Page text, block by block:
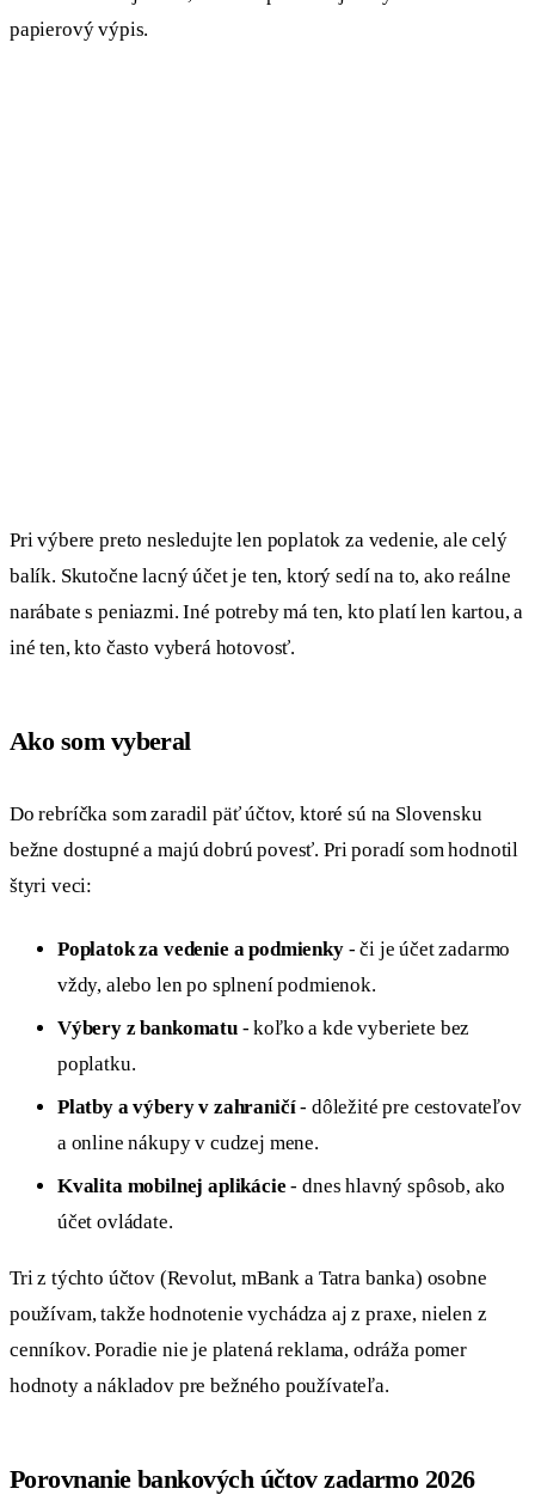
papierový výpis.
Pri výbere preto nesledujte len poplatok za vedenie, ale celý
balík. Skutočne lacný účet je ten, ktorý sedí na to, ako reálne
narábate s peniazmi. Iné potreby má ten, kto platí len kartou, a
iné ten, kto často vyberá hotovosť.
Ako som vyberal
Do rebríčka som zaradil päť účtov, ktoré sú na Slovensku
bežne dostupné a majú dobrú povesť. Pri poradí som hodnotil
štyri veci:
Poplatok za vedenie a podmienky- či je účet zadarmo
vždy, alebo len po splnení podmienok.
Výbery z bankomatu- koľko a kde vyberiete bez
poplatku.
Platby a výbery v zahraničí- dôležité pre cestovateľov
a online nákupy v cudzej mene.
Kvalita mobilnej aplikácie - dnes hlavný spôsob, ako
účet ovládate.
Tri z týchto účtov (Revolut, mBank a Tatra banka) osobne
používam, takže hodnotenie vychádza aj z praxe, nielen z
cenníkov. Poradie nie je platená reklama, odráža pomer
hodnoty a nákladov pre bežného používateľa.
Porovnanie bankových účtov zadarmo 2026